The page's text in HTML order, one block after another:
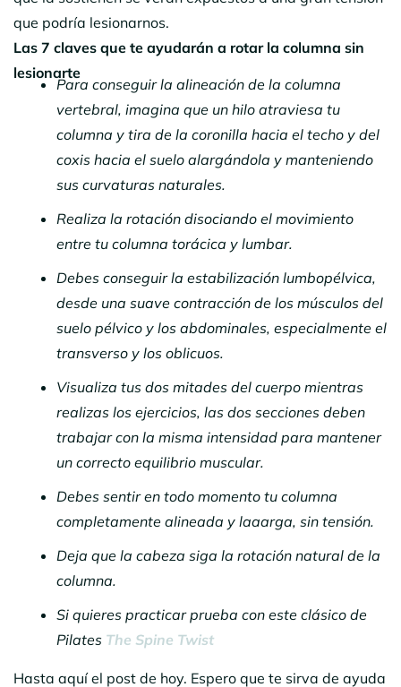
que podría lesionarnos.
Las 7 claves que te ayudarán a rotar la columna sin
lesionarte
Para conseguir la alineación de la columna
vertebral, imagina que un hilo atraviesa tu
columna y tira de la coronilla hacia el techo y del
coxis hacia el suelo alargándola y manteniendo
sus curvaturas naturales.
Realiza la rotación disociando el movimiento
entre tu columna torácica y lumbar.
Debes conseguir la estabilización lumbopélvica,
desde una suave contracción de los músculos del
suelo pélvico y los abdominales, especialmente el
transverso y los oblicuos.
Visualiza tus dos mitades del cuerpo mientras
realizas los ejercicios, las dos secciones deben
trabajar con la misma intensidad para mantener
un correcto equilibrio muscular.
Debes sentir en todo momento tu columna
completamente alineada y laaarga, sin tensión.
Deja que la cabeza siga la rotación natural de la
columna.
Si quieres practicar prueba con este clásico de
Pilates The Spine Twist
Hasta aquí el post de hoy. Espero que te sirva de ayuda